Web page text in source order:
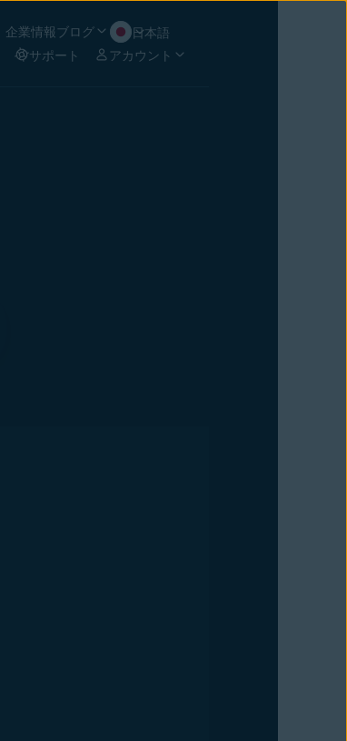
企業情報ブログ
日本語
サポート アカウント